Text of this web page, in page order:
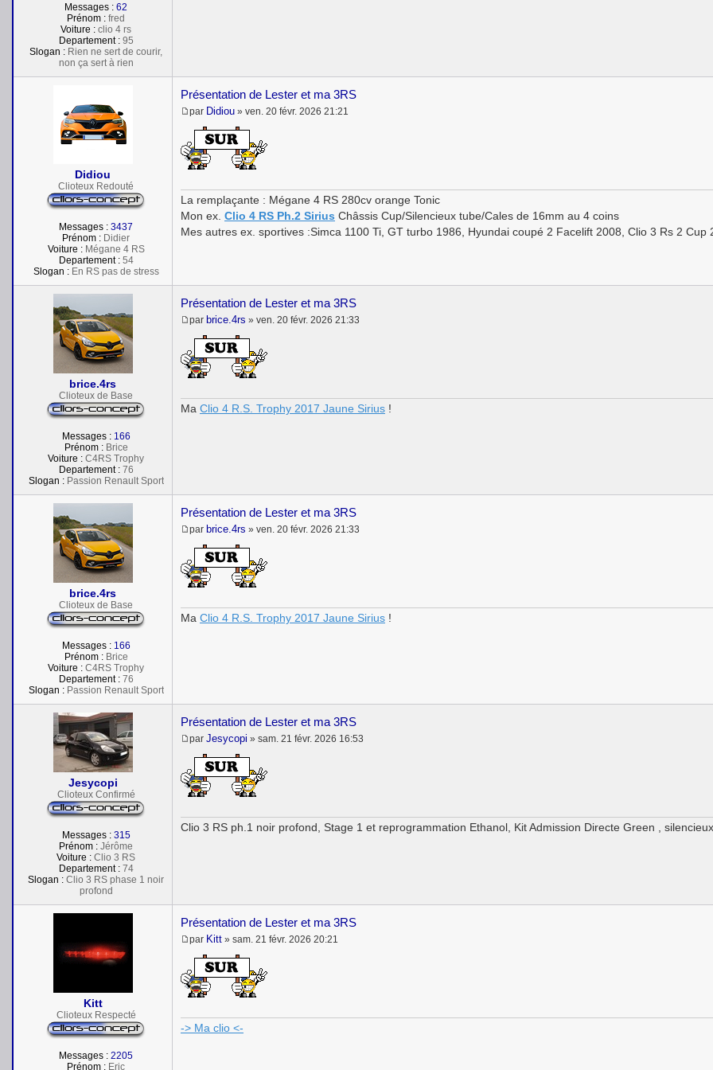
Messages : 62
Prénom : fred
Voiture : clio 4 rs
Departement :95
Slogan : Rien ne sert de courir,
non ça sert à rien
Didiou
Clioteux Redouté
Messages : 3437
Prénom : Didier
Voiture :Mégane 4 RS
Departement :54
Slogan :En RS pas de stress
Présentation de Lester et ma 3RS
M
e
s
s
a
e
par Didiou » ven. 20 févr. 2026 21:21
La remplaçante : Mégane 4 RS 280cv orange Tonic
Mon ex. Clio 4 RS Ph.2 Sirius Châssis Cup/Silencieux tube/Cales de 16mm au 4 coins
Mes autres ex. sportives :Simca 1100 Ti, GT turbo 1986, Hyundai coupé 2 Facelift 2008, Clio 3 Rs 2 Cup
brice.4rs
Clioteux de Base
Messages : 166
Prénom :Brice
Voiture : C4RS Trophy
Departement :76
Slogan :Passion Renault Sport
Présentation de Lester et ma 3RS
M
e
s
s
a
e
par brice.4rs » ven. 20 févr. 2026 21:33
Ma Clio 4 R.S. Trophy 2017 Jaune Sirius !
brice.4rs
Clioteux de Base
Messages : 166
Prénom :Brice
Voiture : C4RS Trophy
Departement :76
Slogan :Passion Renault Sport
Présentation de Lester et ma 3RS
M
e
s
s
a
e
par brice.4rs » ven. 20 févr. 2026 21:33
Ma Clio 4 R.S. Trophy 2017 Jaune Sirius !
Jesycopi
Clioteux Confirmé
Messages : 315
Prénom : Jérôme
Voiture : Clio 3 RS
Departement :74
Slogan : Clio 3 RS phase 1 noir
profond
Présentation de Lester et ma 3RS
M
e
s
s
a
e
par Jesycopi » sam. 21 févr. 2026 16:53
Clio 3 RS ph.1 noir profond, Stage 1 et reprogrammation Ethanol, Kit Admission Directe Green ,
Kitt
Clioteux Respecté
Messages : 2205
Prénom : Eric
Présentation de Lester et ma 3RS
M
e
s
s
a
e
par Kitt » sam. 21 févr. 2026 20:21
-> Ma clio <-